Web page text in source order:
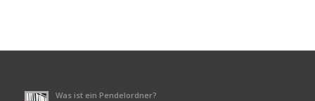
Was ist ein Pendelordner?